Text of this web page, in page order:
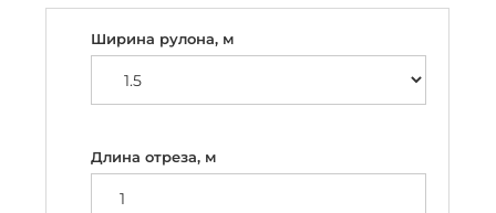
Ширина рулона, м
Длина отреза, м